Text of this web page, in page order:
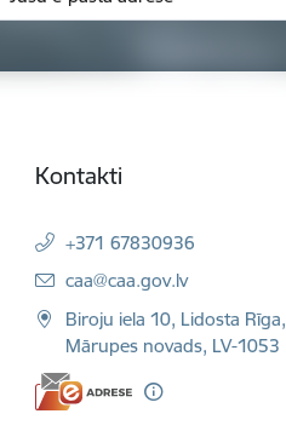
Kontakti
+371 67830936
E-pasts:
caa@caa.gov.lv
Biroju iela 10, Lidosta Rīga,
Mārupes novads, LV-1053